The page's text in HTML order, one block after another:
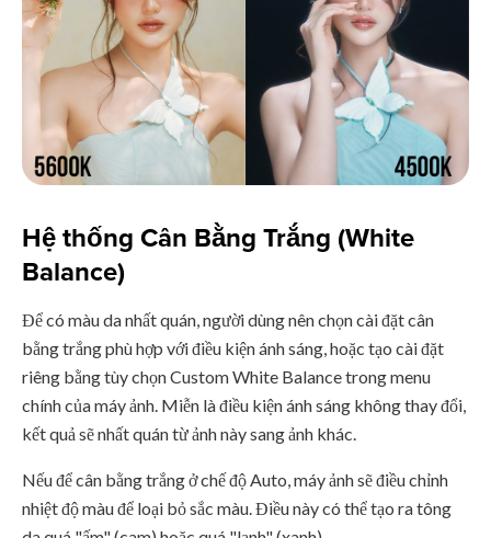
Hệ thống Cân Bằng Trắng (White
Balance)
Để có màu da nhất quán, người dùng nên chọn cài đặt cân
bằng trắng phù hợp với điều kiện ánh sáng, hoặc tạo cài đặt
riêng bằng tùy chọn Custom White Balance trong menu
chính của máy ảnh. Miễn là điều kiện ánh sáng không thay đổi,
kết quả sẽ nhất quán từ ảnh này sang ảnh khác.
Nếu để cân bằng trắng ở chế độ Auto, máy ảnh sẽ điều chỉnh
nhiệt độ màu để loại bỏ sắc màu. Điều này có thể tạo ra tông